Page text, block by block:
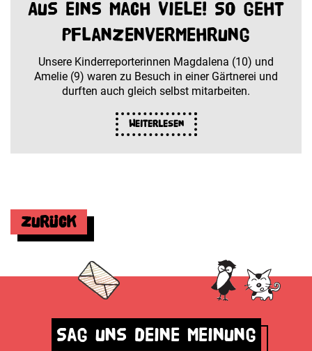
Aus eins mach viele! So geht
Pflanzenvermehrung
Unsere Kinderreporterinnen Magdalena (10) und
Amelie (9) waren zu Besuch in einer Gärtnerei und
durften auch gleich selbst mitarbeiten.
Weiterlesen
Zurück
Sag uns deine Meinung